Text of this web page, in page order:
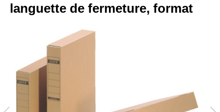
languette de fermeture, format